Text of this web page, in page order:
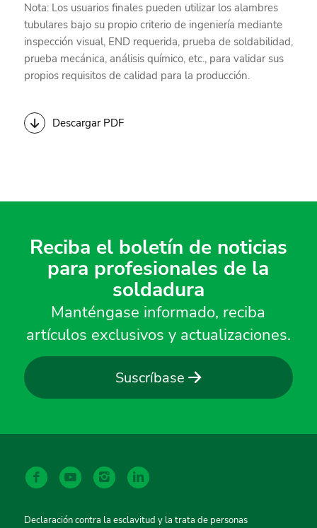
Nota: Los usuarios finales pueden utilizar los alambres
tubulares bajo su propio criterio de ingeniería mediante
inspección visual, END requerida, prueba de soldabilidad,
prueba mecánica, análisis químico, etc., para validar sus
propios requisitos de calidad para la producción.
Descargar PDF
Reciba el boletín de noticias
para profesionales de la
soldadura
Manténgase informado, reciba
artículos exclusivos y actualizaciones.
Suscríbase
Declaración contra la esclavitud y la trata de personas